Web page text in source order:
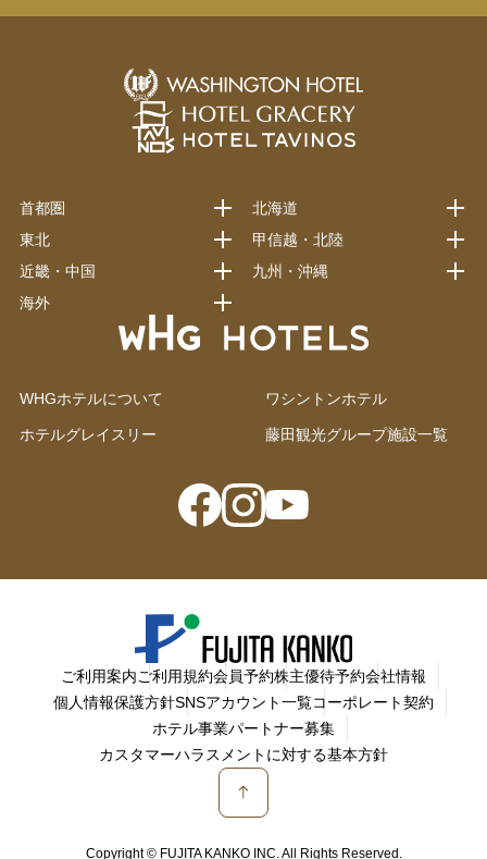
WHGホテルについて ワシントンホテル
ホテルグレイスリー 藤田観光グループ施設一覧
首都圏
北海道
東北
甲信越・北陸
近畿・中国
九州・沖縄
海外
ご利用案内ご利用規約会員予約株主優待予約会社情報
個人情報保護方針SNSアカウント一覧コーポレート契約
ホテル事業パートナー募集
カスタマーハラスメントに対する基本方針
Copyright © FUJITA KANKO INC. All Rights Reserved.